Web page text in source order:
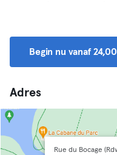
Begin nu vanaf
Adres
Rue du Bocage